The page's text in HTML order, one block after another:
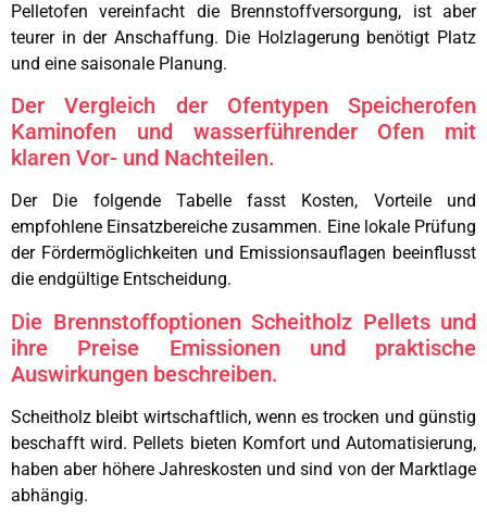
Pelletofen vereinfacht die Brennstoffversorgung, ist aber
teurer in der Anschaffung. Die Holzlagerung benötigt Platz
und eine saisonale Planung.
Der Vergleich der Ofentypen Speicherofen
Kaminofen und wasserführender Ofen mit
klaren Vor- und Nachteilen.
Der Die folgende Tabelle fasst Kosten, Vorteile und
empfohlene Einsatzbereiche zusammen. Eine lokale Prüfung
der Fördermöglichkeiten und Emissionsauflagen beeinflusst
die endgültige Entscheidung.
Die Brennstoffoptionen Scheitholz Pellets und
ihre Preise Emissionen und praktische
Auswirkungen beschreiben.
Scheitholz bleibt wirtschaftlich, wenn es trocken und günstig
beschafft wird. Pellets bieten Komfort und Automatisierung,
haben aber höhere Jahreskosten und sind von der Marktlage
abhängig.